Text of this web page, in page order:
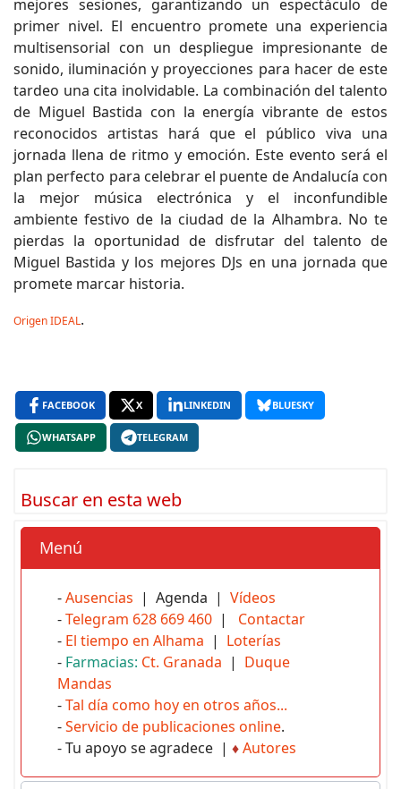
mejores sesiones, garantizando un espectáculo de
primer nivel. El encuentro promete una experiencia
multisensorial con un despliegue impresionante de
sonido, iluminación y proyecciones para hacer de este
tardeo una cita inolvidable. La combinación del talento
de Miguel Bastida con la energía vibrante de estos
reconocidos artistas hará que el público viva una
jornada llena de ritmo y emoción. Este evento será el
plan perfecto para celebrar el puente de Andalucía con
la mejor música electrónica y el inconfundible
ambiente festivo de la ciudad de la Alhambra. No te
pierdas la oportunidad de disfrutar del talento de
Miguel Bastida y los mejores DJs en una jornada que
promete marcar historia.
Origen IDEAL.
FACEBOOK X LINKEDIN BLUESKY
WHATSAPP TELEGRAM
Buscar en esta web
Menú
-Ausencias | Agenda | Vídeos
-Telegram 628 669 460 | Contactar
- El tiempo en Alhama | Loterías
- Farmacias: Ct. Granada | Duque
Mandas
-Tal día como hoy en otros años...
-Servicio de publicaciones online.
- Tu apoyo se agradece | ♦Autores